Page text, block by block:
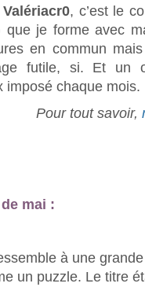
, c’est le
que je forme avec
en commun
futile, si. Et un
imposé chaque
Pour tout savoir,
mai :
à une
un puzzle. Le titre